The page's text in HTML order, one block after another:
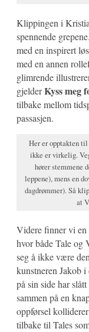
Klippingen i
spennende grepene.
med en inspirert
med en annen
glimrende
gjelderKyss meg
tilbake mellom
passasjen.
Her er opptakten til
ikke er virkelig.
hører stemmene
leppene), mens en
dagdrømmer). Så
at
Videre finner vi en
hvor både Tale og
seg å ikke være
kunstneren Jakob
på sin side har
sammen på en
oppførsel
tilbake til Tales